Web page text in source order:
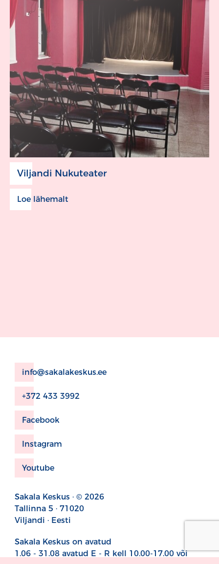
Viljandi Nukuteater
Loe lähemalt
info@sakalakeskus.ee
+372 433 3992
Facebook
Instagram
Youtube
Sakala Keskus · © 2026
Tallinna 5 · 71020
Viljandi · Eesti
Sakala Keskus on avatud
1.06 - 31.08 avatud E - R kell 10.00-17.00 või